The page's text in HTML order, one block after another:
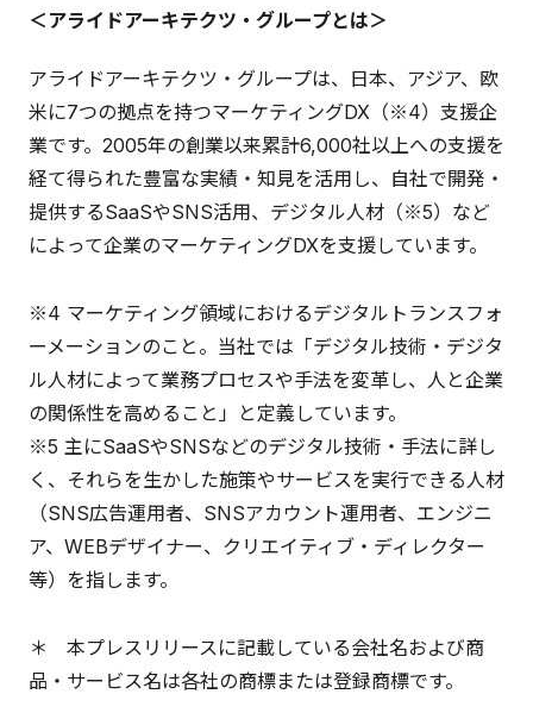
＜アライドアーキテクツ・グループとは＞
アライドアーキテクツ・グループは、日本、アジア、欧
米に7つの拠点を持つマーケティングDX（※4）支援企
業です。2005年の創業以来累計6,000社以上への支援を
経て得られた豊富な実績・知見を活用し、自社で開発・
提供するSaaSやSNS活用、デジタル人材（※5）など
によって企業のマーケティングDXを支援しています。
※4 マーケティング領域におけるデジタルトランスフォ
ーメーションのこと。当社では「デジタル技術・デジタ
ル人材によって業務プロセスや手法を変革し、人と企業
の関係性を高めること」と定義しています。
※5 主にSaaSやSNSなどのデジタル技術・手法に詳し
く、それらを生かした施策やサービスを実行できる人材
（SNS広告運用者、SNSアカウント運用者、エンジニ
ア、WEBデザイナー、クリエイティブ・ディレクター
等）を指します。
＊ 本プレスリリースに記載している会社名および商
品・サービス名は各社の商標または登録商標です。